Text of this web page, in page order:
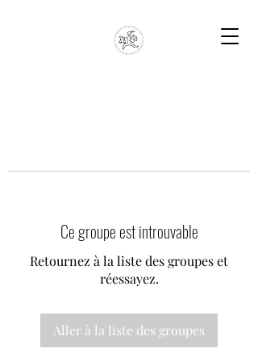
Ce groupe est introuvable
Retournez à la liste des groupes et
réessayez.
Aller à la liste des groupes